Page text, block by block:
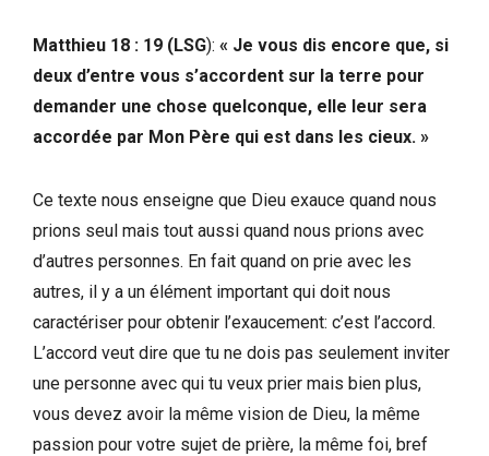
Matthieu 18 : 19 (LSG): « Je vous dis encore que, si
deux d’entre vous s’accordent sur la terre pour
demander une chose quelconque, elle leur sera
accordée par Mon Père qui est dans les cieux. »
Ce texte nous enseigne que Dieu exauce quand nous
prions seul mais tout aussi quand nous prions avec
d’autres personnes. En fait quand on prie avec les
autres, il y a un élément important qui doit nous
caractériser pour obtenir l’exaucement: c’est l’accord.
L’accord veut dire que tu ne dois pas seulement inviter
une personne avec qui tu veux prier mais bien plus,
vous devez avoir la même vision de Dieu, la même
passion pour votre sujet de prière, la même foi, bref